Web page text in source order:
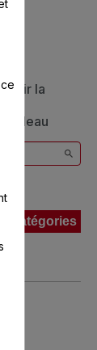
la
Catégories